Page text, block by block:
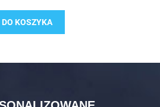
DO KOSZYKA